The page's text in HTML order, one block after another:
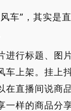
车”，其实是
进行标题、图
车上架。挂上
在直播间说商
一样的商品分